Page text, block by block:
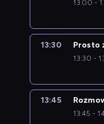
13:00 -
13:30 Prosto
13:30 -
13:45
13:45 -